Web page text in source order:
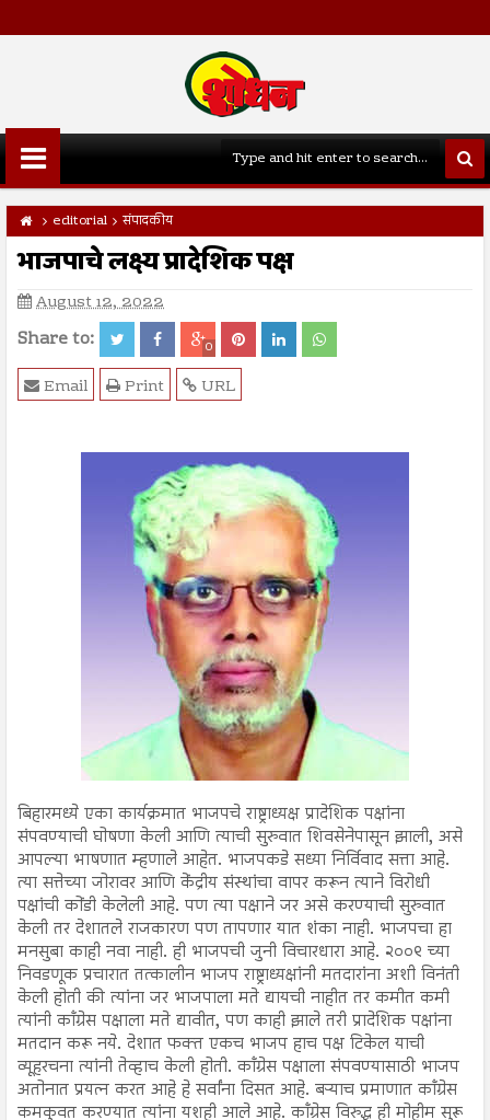
editorial संपादकीय
भाजपाचे लक्ष्य प्रादेशिक पक्ष
August 12, 2022
Share to: 0
URL
Print
Email
बिहारमध्ये एका कार्यक्रमात भाजपचे राष्ट्राध्यक्ष प्रादेशिक पक्षांना
संपवण्याची घोषणा केली आणि त्याची सुरुवात शिवसेनेपासून झाली, असे
आपल्या भाषणात म्हणाले आहेत. भाजपकडे सध्या निर्विवाद सत्ता आहे.
त्या सत्तेच्या जोरावर आणि केंद्रीय संस्थांचा वापर करून त्याने विरोधी
पक्षांची कोंडी केलेली आहे. पण त्या पक्षाने जर असे करण्याची सुरुवात
केली तर देशातले राजकारण पण तापणार यात शंका नाही. भाजपचा हा
मनसुबा काही नवा नाही. ही भाजपची जुनी विचारधारा आहे. २००९ च्या
निवडणूक प्रचारात तत्कालीन भाजप राष्ट्राध्यक्षांनी मतदारांना अशी विनंती
केली होती की त्यांना जर भाजपाला मते द्यायची नाहीत तर कमीत कमी
त्यांनी काँग्रेस पक्षाला मते द्यावीत, पण काही झाले तरी प्रादेशिक पक्षांना
मतदान करू नये. देशात फक्त एकच भाजप हाच पक्ष टिकेल याची
व्यूहरचना त्यांनी तेव्हाच केली होती. काँग्रेस पक्षाला संपवण्यासाठी भाजप
अतोनात प्रयत्न करत आहे हे सर्वांना दिसत आहे. बऱ्याच प्रमाणात काँग्रेस
कमकुवत करण्यात त्यांना यशही आले आहे. काँग्रेस विरुद्ध ही मोहीम सुरू